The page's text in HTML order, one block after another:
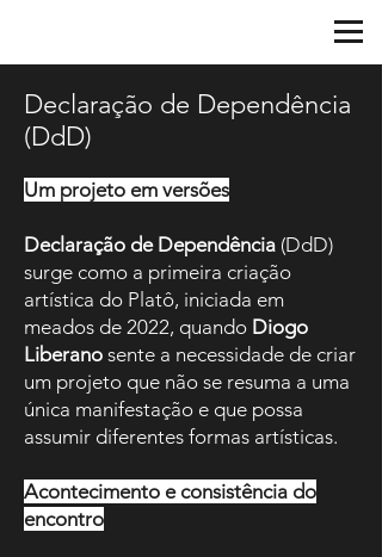
Declaração de Dependência
(DdD)
Um projeto em versões
Declaração de Dependência (DdD)
surge como a primeira criação
artística do Platô, iniciada em
meados de 2022, quando Diogo
Liberano sente a necessidade de criar
um projeto que não se resuma a uma
única manifestação e que possa
assumir diferentes formas artísticas.
Acontecimento e consistência do
encontro